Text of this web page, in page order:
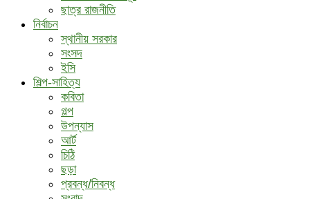
ছাত্র রাজনীতি
নির্বাচন
স্থানীয় সরকার
সংসদ
ইসি
শিল্প-সাহিত্য
কবিতা
গল্প
উপন্যাস
আর্ট
চিঠি
ছড়া
প্রবন্ধ/নিবন্ধ